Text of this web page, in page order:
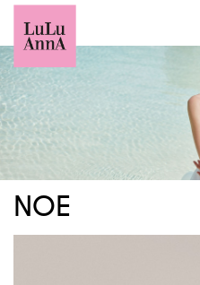
NOE